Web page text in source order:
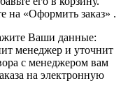
на «Оформить заказ» .
Ваши данные:
менеджер и уточнит
с менеджером вам
на электронную